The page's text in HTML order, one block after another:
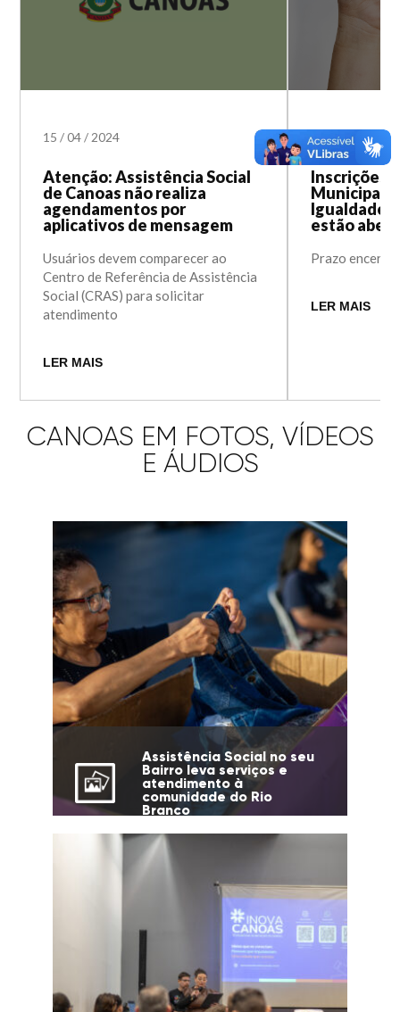
15/04/ 2024
Atenção: Assistência Social
de Canoas não realiza
agendamentos por
aplicativos de mensagem
Usuários devem comparecer ao
Centro de Referência de Assistência
Social (CRAS) para solicitar
atendimento
LER MAIS
25/03/ 2024
Inscrições
Municipal
Igualdade
estão
Prazo encerra
LER MAIS
CANOAS EM FOTOS, VÍDEOS
E ÁUDIOS
Assistência Social no seu
Bairro leva serviços e
atendimento à
comunidade do Rio
Branco